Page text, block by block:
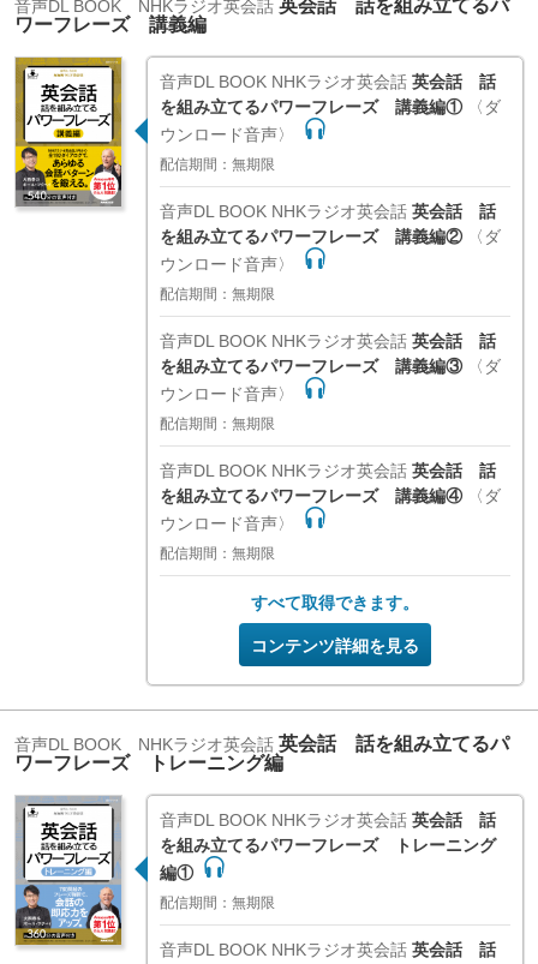
音声DL BOOK NHKラジオ英会話 英会話 話を組み立てるパ
ワーフレーズ 講義編
音声DL BOOK NHKラジオ英会話 英会話 話
を組み立てるパワーフレーズ 講義編①
〈ダ
ウンロード音声〉
配信期間：無期限
音声DL BOOK NHKラジオ英会話 英会話 話
を組み立てるパワーフレーズ 講義編②
〈ダ
ウンロード音声〉
配信期間：無期限
音声DL BOOK NHKラジオ英会話 英会話 話
を組み立てるパワーフレーズ 講義編③
〈ダ
ウンロード音声〉
配信期間：無期限
音声DL BOOK NHKラジオ英会話 英会話 話
を組み立てるパワーフレーズ 講義編④
〈ダ
ウンロード音声〉
配信期間：無期限
すべて取得できます。
コンテンツ詳細を見る
音声DL BOOK NHKラジオ英会話 英会話 話を組み立てるパ
ワーフレーズ トレーニング編
音声DL BOOK NHKラジオ英会話 英会話 話
を組み立てるパワーフレーズ トレーニング
編①
配信期間：無期限
音声DL BOOK NHKラジオ英会話 英会話 話